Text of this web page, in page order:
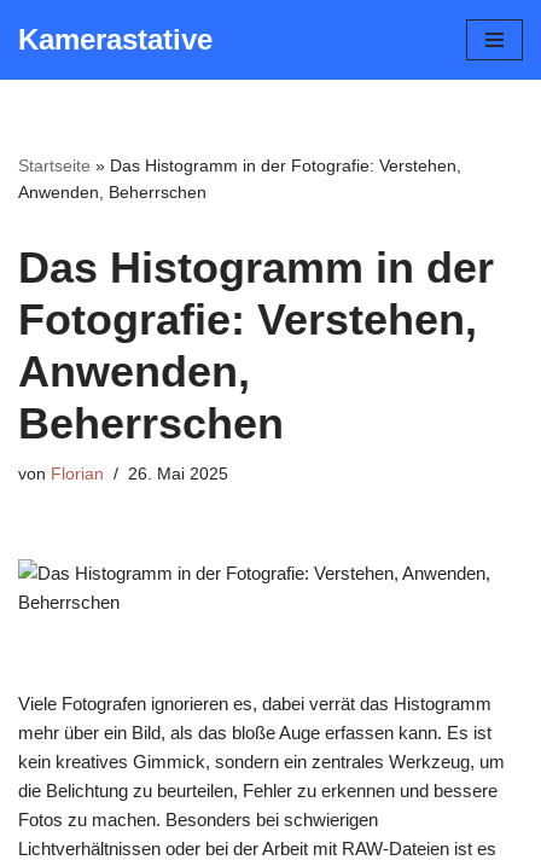
Kamerastative
Startseite » Das Histogramm in der Fotografie: Verstehen,
Anwenden, Beherrschen
Das Histogramm in der
Fotografie: Verstehen,
Anwenden,
Beherrschen
von Florian 26. Mai 2025
Viele Fotografen ignorieren es, dabei verrät das Histogramm
mehr über ein Bild, als das bloße Auge erfassen kann. Es ist
kein kreatives Gimmick, sondern ein zentrales Werkzeug, um
die Belichtung zu beurteilen, Fehler zu erkennen und bessere
Fotos zu machen. Besonders bei schwierigen
Lichtverhältnissen oder bei der Arbeit mit RAW-Dateien ist es